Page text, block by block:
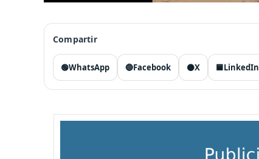
Compartir
🟢WhatsApp 🔵Facebook ⚫X 🟦LinkedIn